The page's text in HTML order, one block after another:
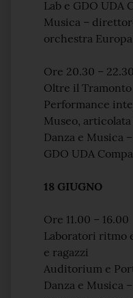
Lab e GDO UDA
Musica –
orchestra
Ore 20.30 – 22.30
Oltre il Tramonto
Performance
Museo,
Danza e Musica
GDO UDA
18 GIUGNO
Ore 11.00 – 16.00
Laboratori ritmo
e ragazzi
Auditorium e
Danza e Musica